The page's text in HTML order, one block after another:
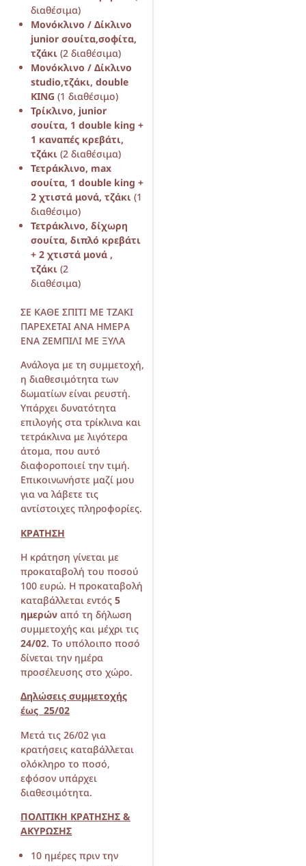
διαθέσιμα)
Μονόκλινο / Δίκλινο
junior σουίτα,σοφίτα,
τζάκι (2 διαθέσιμα)
Μονόκλινο / Δίκλινο
studio,τζάκι, double
KING (1 διαθέσιμο)
Τρίκλινο, junior
σουίτα, 1 double king +
1 καναπές κρεβάτι,
τζάκι (2 διαθέσιμα)
Τετράκλινο, max
σουίτα, 1 double king +
2 χτιστά μονά, τζάκι (1
διαθέσιμο)
Τετράκλινο, δίχωρη
σουίτα, διπλό κρεβάτι
+ 2 χτιστά μονά ,
τζάκι (2
διαθέσιμα)
ΣΕ ΚΑΘΕ ΣΠΙΤΙ ΜΕ ΤΖΑΚΙ
ΠΑΡΕΧΕΤΑΙ ΑΝΑ ΗΜΕΡΑ
ΕΝΑ ΖΕΜΠΙΛΙ ΜΕ ΞΥΛΑ
Ανάλογα με τη συμμετοχή,
η διαθεσιμότητα των
δωματίων είναι ρευστή.
Υπάρχει δυνατότητα
επιλογής στα τρίκλινα και
τετράκλινα με λιγότερα
άτομα, που αυτό
διαφοροποιεί την τιμή.
Επικοινωνήστε μαζί μου
για να λάβετε τις
αντίστοιχες πληροφορίες.
ΚΡΑΤΗΣΗ
Η κράτηση γίνεται με
προκαταβολή του ποσού
100 ευρώ. Η προκαταβολή
καταβάλλεται εντός 5
ημερών από τη δήλωση
συμμετοχής και μέχρι τις
24/02. Το υπόλοιπο ποσό
δίνεται την ημέρα
προσέλευσης στο χώρο.
Δηλώσεις συμμετοχής
έως 25/02
Μετά τις 26/02 για
κρατήσεις καταβάλλεται
ολόκληρο το ποσό,
εφόσον υπάρχει
διαθεσιμότητα.
ΠΟΛΙΤΙΚΗ ΚΡΑΤΗΣΗΣ &
ΑΚΥΡΩΣΗΣ
10 ημέρες πριν την